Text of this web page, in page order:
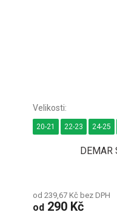
DEMAR
od 239,67 Kč bez DPH
od 290 Kč
20-21 22-23 24-25